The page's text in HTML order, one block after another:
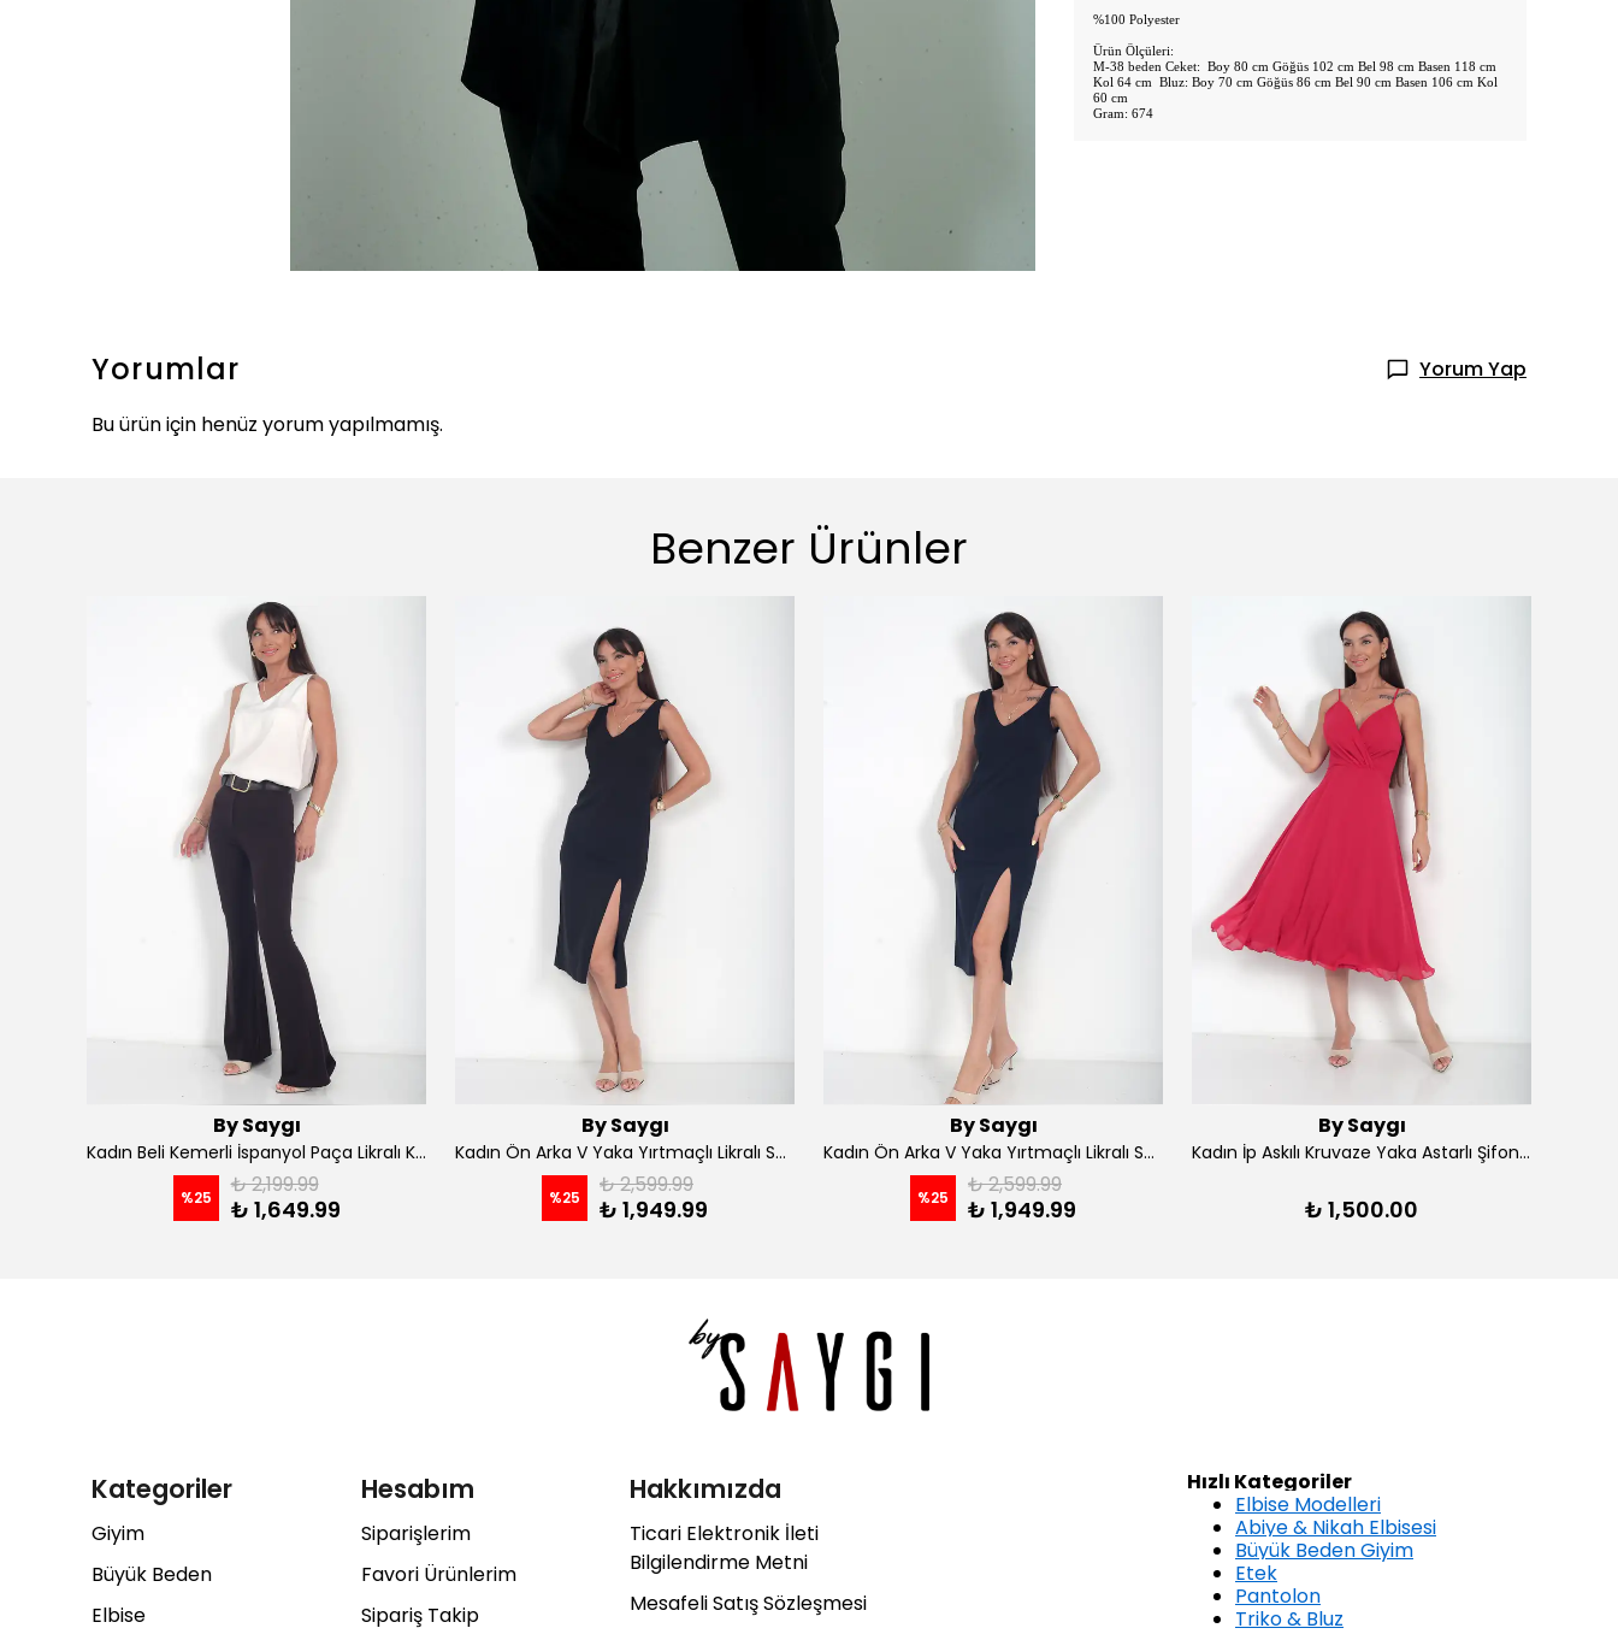
%100 Polyester
Ürün Ölçüleri:
M-38 beden Ceket: Boy 80 cm Göğüs 102 cm Bel 98 cm Basen 118 cm
Kol 64 cm Bluz: Boy 70 cm Göğüs 86 cm Bel 90 cm Basen 106 cm Kol
60 cm
Gram: 674
Yorumlar
Yorum Yap
Bu ürün için henüz yorum yapılmamış.
Benzer Ürünler
By Saygı
Kadın Beli Kemerli İspanyol Paça Likralı Krep Pantolon - Kahve
%25 ₺ 2,199.99
₺ 1,649.99
By Saygı
Kadın Ön Arka V Yaka Yırtmaçlı Likralı Scuba Midi Elbise - Siyah
%25 ₺ 2,599.99
₺ 1,949.99
By Saygı
Kadın Ön Arka V Yaka Yırtmaçlı Likralı Scuba Midi Elbise - Lacivert
%25 ₺ 2,599.99
₺ 1,949.99
By Saygı
Kadın İp Askılı Kruvaze Yaka Astarlı Şifon Kloş Midi Elbise - Kırmızı
₺ 1,500.00
Kategoriler
Giyim
Büyük Beden
Elbise
Hesabım
Siparişlerim
Favori Ürünlerim
Sipariş Takip
Hakkımızda
Ticari Elektronik İleti
Bilgilendirme Metni
Mesafeli Satış Sözleşmesi
Hızlı Kategoriler
Elbise Modelleri
Abiye & Nikah Elbisesi
Büyük Beden Giyim
Etek
Pantolon
Triko & Bluz